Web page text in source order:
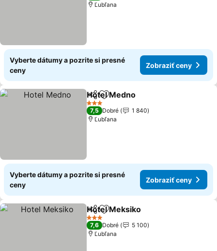
Ľubľana
Vyberte dátumy a pozrite si presné
ceny
Zobraziť ceny
ZdieľaťPridať do obľúbených
Hotel Medno
3 Počet hviezdičiek
7,5 Dobré
1 840
Ľubľana
Vyberte dátumy a pozrite si presné
ceny
Zobraziť ceny
ZdieľaťPridať do obľúbených
Hotel Meksiko
3 Počet hviezdičiek
7,6 Dobré
5 100
Ľubľana